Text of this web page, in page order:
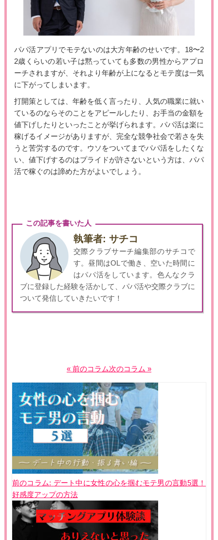
パパ活アプリでモテないのは大方年齢のせいです。18〜2
2歳くらいの若い子は黙っていても多数の男性からアプロ
ーチされますが、それより年齢が上になるとモテ度は一気
に下がってしまいます。
打開策としては、年齢を低く言ったり、人気の職業に就い
ているのならそのことをアピールしたり、お手当の金額を
値下げしたりといったことが挙げられます。パパ活は楽に
稼げるイメージがありますが、完全な競争社会で若さを失
うと苦労するのです。ウソをついてまでパパ活をしたくな
い、値下げするのはプライドが許さないという方は、パパ
活で稼ぐのは諦めた方がよいでしょう。
この記事を書いた人
執筆者: サチコ
交際クラブサーチ編集部のサチコで
す。昼間はOLで働き、空いた時間に
はパパ活をしています。色んなクラ
ブに登録した経験を活かして、パパ活や交際クラブに
ついて発信していきたいです！
« 前のコラム次のコラム »
投
稿
ナ
ビ
ー
シ
ョ
ン
前のコラム: デート中に女性の心を掴むモテ男の言動5選！
好感度アップの方法